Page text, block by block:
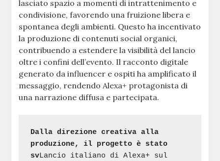
lasciato spazio a momenti di intrattenimento e
condivisione, favorendo una fruizione libera e
spontanea degli ambienti. Questo ha incentivato
la produzione di contenuti social organici,
contribuendo a estendere la visibilità del lancio
oltre i confini dell’evento. Il racconto digitale
generato da influencer e ospiti ha amplificato il
messaggio, rendendo Alexa+ protagonista di
una narrazione diffusa e partecipata.
Dalla direzione creativa alla
produzione, il progetto è stato
svLancio italiano di Alexa+ sul